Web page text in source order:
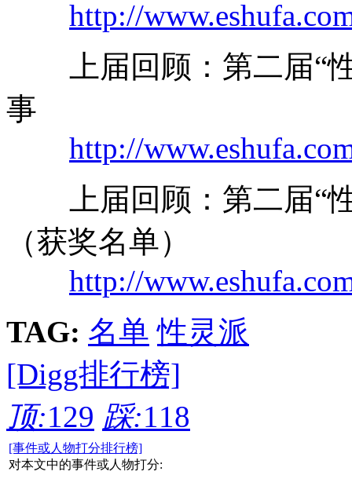
http://
上届回顾：第二届“性
事
http://
上届回顾：第二届“性
（获奖名单）
http://
TAG: 名单 性灵派
[Digg排行榜]
顶:129 踩:118
[事件或人物打分排行榜]
对本文中的事件或人物打分: